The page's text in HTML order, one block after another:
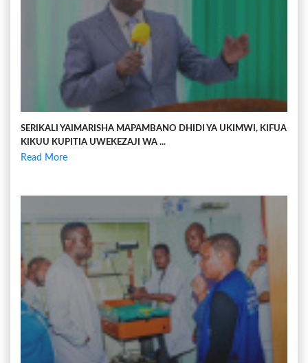
SERIKALI YAIMARISHA MAPAMBANO DHIDI YA UKIMWI, KIFUA
KIKUU KUPITIA UWEKEZAJI WA ...
Read More